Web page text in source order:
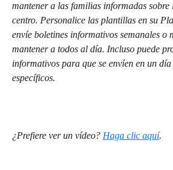
mantener a las familias informadas sobre
centro. Personalice las plantillas en su
envíe boletines informativos semanales o
mantener a todos al día. Incluso puede
informativos para que se envíen en un
específicos.
¿Prefiere ver un vídeo? Haga clic aquí.